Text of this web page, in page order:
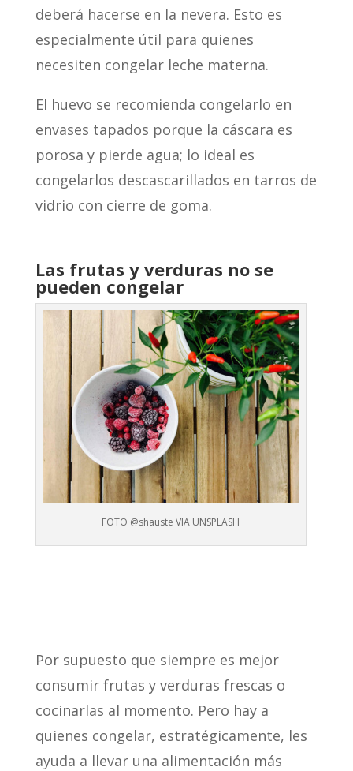
deberá hacerse en la nevera. Esto es
especialmente útil para quienes
necesiten congelar leche materna.
El huevo se recomienda congelarlo en
envases tapados porque la cáscara es
porosa y pierde agua; lo ideal es
congelarlos descascarillados en tarros de
vidrio con cierre de goma.
Las frutas y verduras no se
pueden congelar
FOTO @shauste VIA UNSPLASH
Por supuesto que siempre es mejor
consumir frutas y verduras frescas o
cocinarlas al momento. Pero hay a
quienes congelar, estratégicamente, les
ayuda a llevar una alimentación más